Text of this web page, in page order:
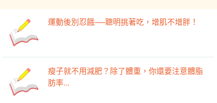
運動後別忍餓──聰明挑著吃，增肌不增胖！
瘦子就不用減肥？除了體重，你還要注意體脂
肪率...